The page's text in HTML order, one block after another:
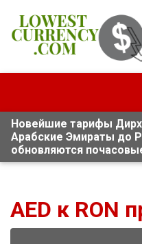
Новейшие тарифы
Арабские Эмираты до
обновляются
AED к RON